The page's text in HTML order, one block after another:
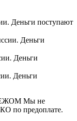
Деньги поступают
Деньги
Деньги
Деньги
Мы не
по предоплате.